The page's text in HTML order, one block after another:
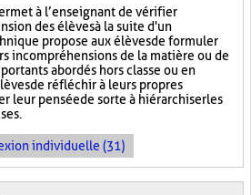
à l’enseignant de vérifier
des élèves à la suite d'un
propose aux élèves de formuler
incompréhensions de la matière ou de
abordés hors classe ou en
de réfléchir à leurs propres
leur pensée de sorte à hiérarchiser les
individuelle (31)